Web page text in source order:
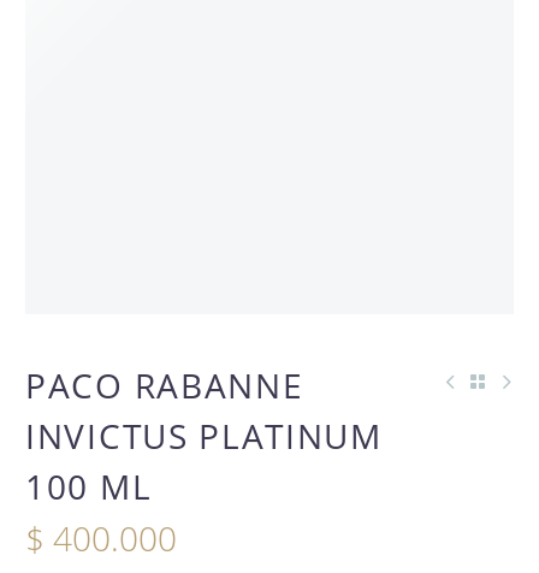
PACO RABANNE
INVICTUS PLATINUM
100 ML
$ 400.000